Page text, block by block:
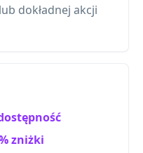
dokładnej akcji
zniżki